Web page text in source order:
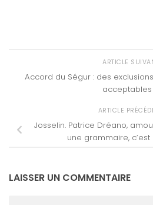
ARTICLE
Accord du Ségur : des
acceptables
ARTICLE
Josselin. Patrice Dréano,
une grammaire, c’est
LAISSER UN COMMENTAIRE